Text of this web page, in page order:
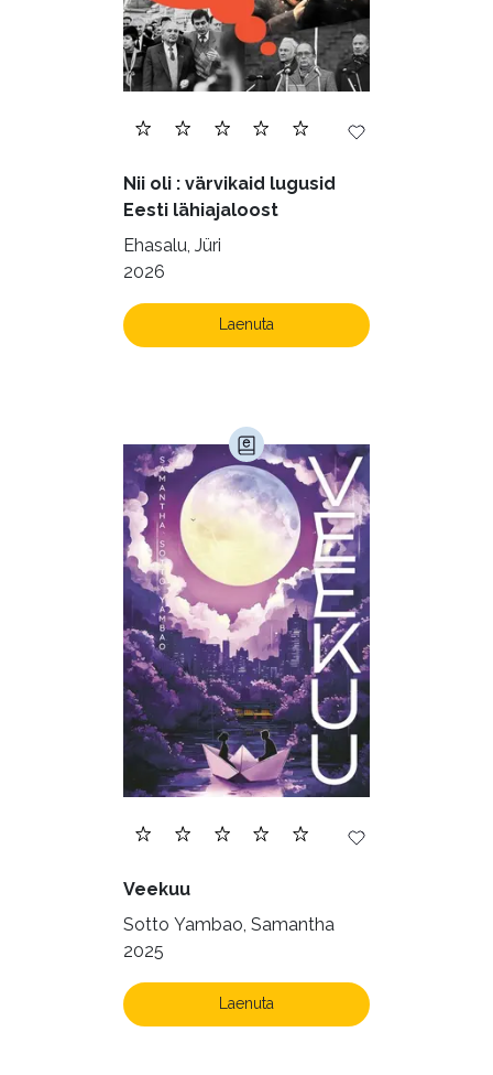
Nii oli : värvikaid lugusid
Eesti lähiajaloost
Ehasalu, Jüri
2026
Laenuta
Veekuu
Sotto Yambao, Samantha
2025
Laenuta